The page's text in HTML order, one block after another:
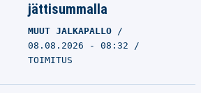
jättisummalla
MUUT JALKAPALLO
08.08.2026 - 08:32
TOIMITUS